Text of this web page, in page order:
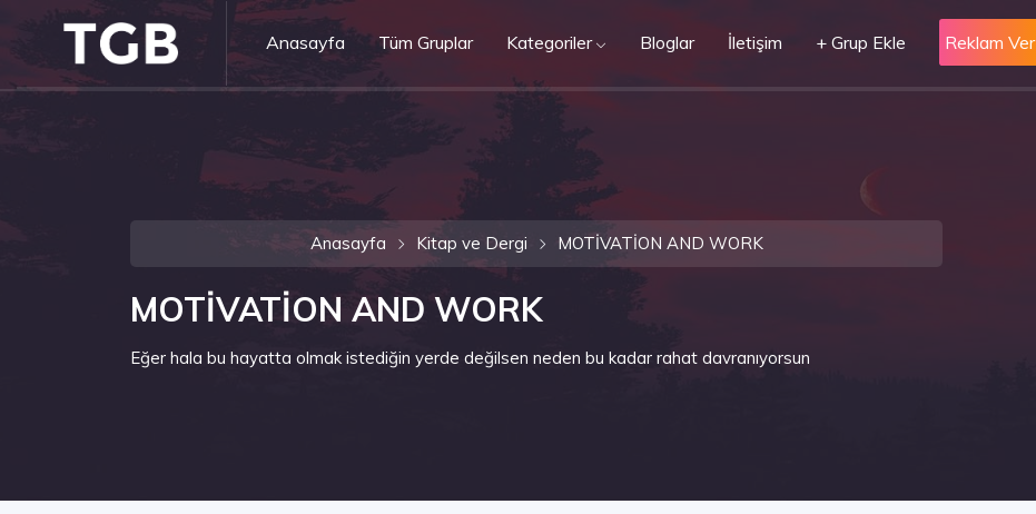
Anasayfa Tüm Gruplar Kategoriler Bloglar İletişim + Grup Ekle Reklam Ver
Anasayfa Kitap ve Dergi MOTİVATİON AND WORK
MOTİVATİON AND WORK
Eğer hala bu hayatta olmak istediğin yerde değilsen neden bu kadar rahat davranıyorsun